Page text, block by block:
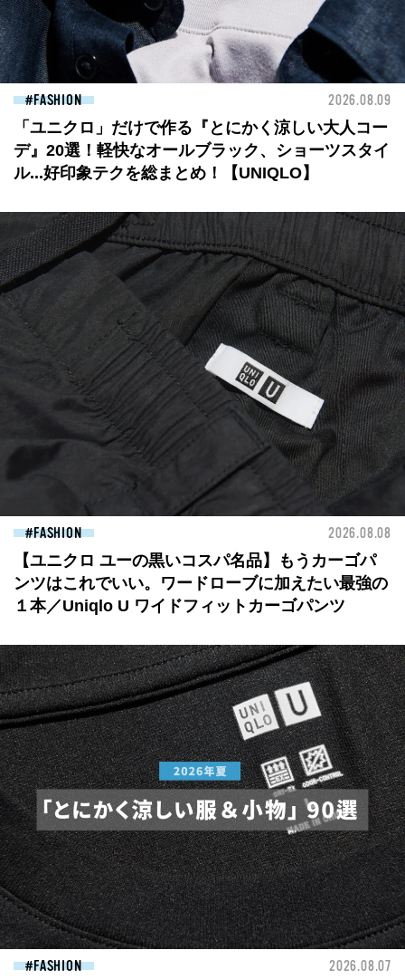
FASHION 2026.08.09
「ユニクロ」だけで作る『とにかく涼しい大人コー
デ』20選！軽快なオールブラック、ショーツスタイ
ル...好印象テクを総まとめ！【UNIQLO】
FASHION 2026.08.08
【ユニクロ ユーの黒いコスパ名品】もうカーゴパ
ンツはこれでいい。ワードローブに加えたい最強の
１本／Uniqlo U ワイドフィットカーゴパンツ
FASHION 2026.08.07